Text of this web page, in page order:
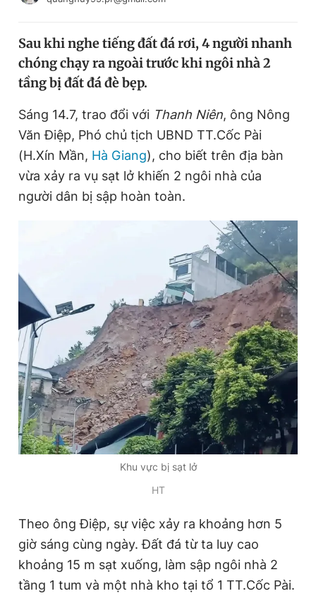
Video Magazine
Sản phẩm khác
Tiện ích Bạn cần biết
Thông tin tòa soạn Liên hệ quảng cáo
Đọc Thanh Niên trên điện thoại
Theo dõi báo trên
Hotline
0906 645 777
Liên hệ quảng cáo
0908 780 404
Phó tổng biên tập thường trực: Hải Thành
Phó tổng biên tập: Lâm Hiếu Dũng
Phó tổng biên tập: Trần Việt Hưng
Tổng thư ký tòa soạn: Đức Trung
Giấy phép xuất bản số 110/GP - BTTTT cấp ngày 24.3.2020
© 2003-2026 Bản quyền thuộc về Báo Thanh Niên. Cấm sao
Đăng xuất
Sau khi nghe tiếng đất đá rơi, 4 người nhanh
chóng chạy ra ngoài trước khi ngôi nhà 2
tầng bị đất đá đè bẹp.
Sáng 14.7, trao đổi với Thanh Niên, ông Nông
Văn Điệp, Phó chủ tịch UBND TT.Cốc Pài
(H.Xín Mần, Hà Giang), cho biết trên địa bàn
vừa xảy ra vụ sạt lở khiến 2 ngôi nhà của
người dân bị sập hoàn toàn.
Khu vực bị sạt lở
HT
Theo ông Điệp, sự việc xảy ra khoảng hơn 5
giờ sáng cùng ngày. Đất đá từ ta luy cao
khoảng 15 m sạt xuống, làm sập ngôi nhà 2
tầng 1 tum và một nhà kho tại tổ 1 TT.Cốc Pài.